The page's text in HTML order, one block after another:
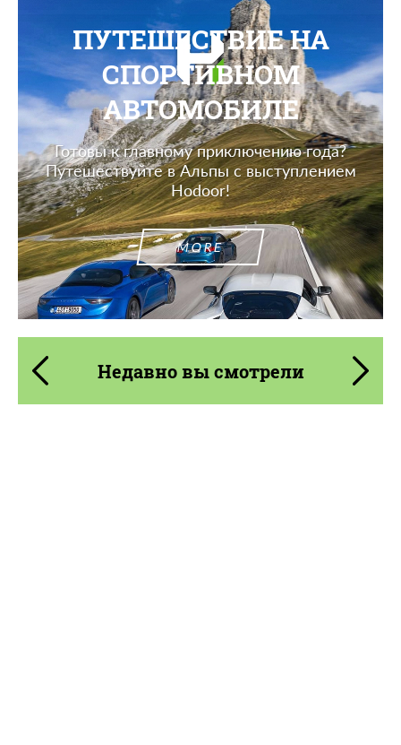
ПУТЕШЕСТВИЕ НА
СПОРТИВНОМ
АВТОМОБИЛЕ
Готовы к главному приключению года?
Путешествуйте в Альпы с выступлением
Hodoor!
MORE
Недавно вы смотрели